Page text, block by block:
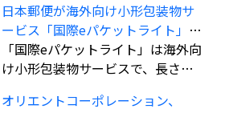
日本郵便が海外向け小形包装物サ
ービス「国際eパケットライト」の
取扱国・地域を計138か国・地域に
拡大
「国際eパケットライト」は海外向
け小形包装物サービスで、長さ・
大60cm）、重さ2kgまでの荷物を
オリエントコーポレーション、